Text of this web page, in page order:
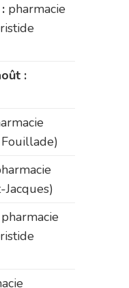
pharmacie
:
pharmacie